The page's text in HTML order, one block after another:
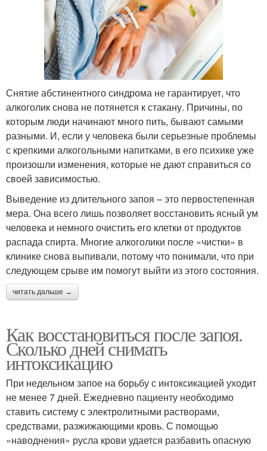
Снятие абстинентного синдрома не гарантирует, что
алкоголик снова не потянется к стакану. Причины, по
которым люди начинают много пить, бывают самыми
разными. И, если у человека были серьезные проблемы
с крепкими алкогольными напитками, в его психике уже
произошли изменения, которые не дают справиться со
своей зависимостью.
Выведение из длительного запоя – это первостепенная
мера. Она всего лишь позволяет восстановить ясный ум
человека и немного очистить его клетки от продуктов
распада спирта. Многие алкоголики после «чистки» в
клинике снова выпивали, потому что понимали, что при
следующем срыве им помогут выйти из этого состояния.
читать дальше →
Как восстановиться после запоя.
Сколько дней снимать
интоксикацию
При недельном запое на борьбу с интоксикацией уходит
не менее 7 дней. Ежедневно пациенту необходимо
ставить систему с электролитными растворами,
средствами, разжижающими кровь. С помощью
«наводнения» русла крови удается разбавить опасную